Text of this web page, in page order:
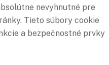
nevyhnutné pre
Tieto súbory cookie
a bezpečnostné prvky